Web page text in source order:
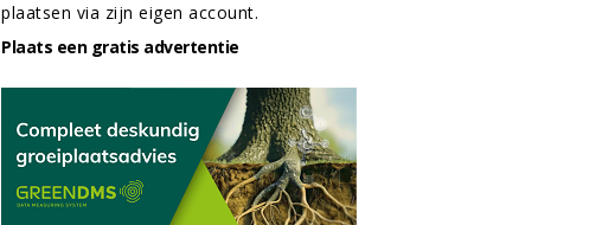
plaatsen via zijn eigen account.
Plaats een gratis advertentie